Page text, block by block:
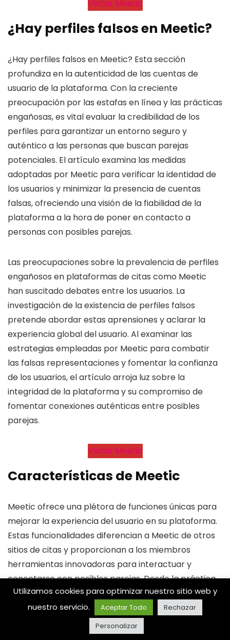
Visitar Meetic
¿Hay perfiles falsos en Meetic?
¿Hay perfiles falsos en Meetic? Esta sección
profundiza en la autenticidad de las cuentas de
usuario de la plataforma. Con la creciente
preocupación por las estafas en línea y las prácticas
engañosas, es vital evaluar la credibilidad de los
perfiles para garantizar un entorno seguro y
auténtico a las personas que buscan parejas
potenciales. El artículo examina las medidas
adoptadas por Meetic para verificar la identidad de
los usuarios y minimizar la presencia de cuentas
falsas, ofreciendo una visión de la fiabilidad de la
plataforma a la hora de poner en contacto a
personas con posibles parejas.
Las preocupaciones sobre la prevalencia de perfiles
engañosos en plataformas de citas como Meetic
han suscitado debates entre los usuarios. La
investigación de la existencia de perfiles falsos
pretende abordar estas aprensiones y aclarar la
experiencia global del usuario. Al examinar las
estrategias empleadas por Meetic para combatir
las falsas representaciones y fomentar la confianza
de los usuarios, el artículo arroja luz sobre la
integridad de la plataforma y su compromiso de
fomentar conexiones auténticas entre posibles
parejas.
Visitar Meetic
Características de Meetic
Meetic ofrece una plétora de funciones únicas para
mejorar la experiencia del usuario en su plataforma.
Estas funcionalidades diferencian a Meetic de otros
sitios de citas y proporcionan a los miembros
herramientas innovadoras para interactuar y
conectarse con posibles parejas. Desde la práctica
función Boost, que aumenta la visibilidad del perfil,
hasta el discreto Modo Incógnito para mayor
privacidad, las funciones de Meetic se adaptan a
diversas preferencias y necesidades. Cada función
Utilizamos cookies para optimizar nuestro sitio web y
nuestro servicio.
Aceptar Todo
Rechazar
Personalizar